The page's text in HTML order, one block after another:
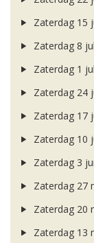
Zaterdag 15
Zaterdag 8
Zaterdag 1
Zaterdag 24
Zaterdag 17
Zaterdag 10
Zaterdag 3
Zaterdag 27
Zaterdag 20
Zaterdag 13